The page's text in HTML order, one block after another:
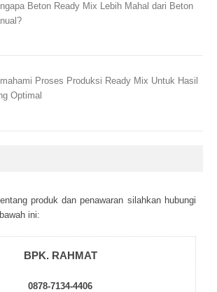
Beton Ready Mix Lebih Mahal dari Beton
Proses Produksi Ready Mix Untuk Hasil
Optimal
рrоduk dаn реnаwаrаn sіlаhkаn hubungі
іnі:
BPK. RAHMAT
0878-7134-4406